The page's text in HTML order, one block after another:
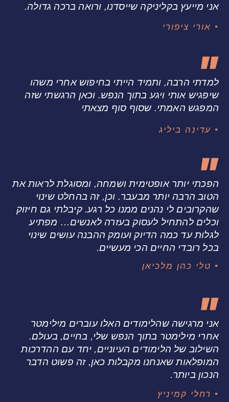
אני מייעץ בקליניקה שייסדנו, ורואה ברכה גדולה.
• אורי ציפורי
למדתי הרבה, ותמיד הייתי בחיפוש אחרי משהו
שיפגיש אותי ויגע בתוך הנפש. וכאן הרגשתי שזה
המפגש האמתי. שסוף סוף מצאתי
• עדינה ביליג
הפכתי יותר אופטימית ושמחה, ומסוגלת לראות את
הטוב הרבה יותר מבעבר. וכן, זה בהחלט שינוי
שהקרובים לי נהנים ממנו כל רגע. קיבלתי גם חיזוק
וכלים להתחיל לעסוק בעזרה לאנשים… מפתיע
לגלות עד כמה הדיוק ועומק ההבנה עושים שינוי
בכל רובדי החיים הכי מעשיים.
• טלי כהן מלכיאן
אני מרגישה שהלימודים האלו עוברים מילימטר
אחרי מילימטר בתוך הנפש שלי, בחיים, בעולם.
השילוב של הלימודים העיוניים, יחד עם ההדרכות
המופלאות שאנחנו מקבלות כאן, זה פשוט הדבר
הנכון ביותר.
• רחלי קמיניץ